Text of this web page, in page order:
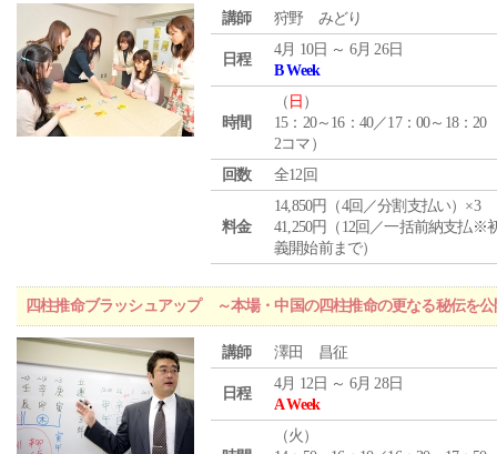
講師 狩野 みどり
日程
4月 10日 ～ 6月 26日
B Week
時間
（ 日 ）
15：20～16：40／17：00～18：20
2コマ）
回数
全12回
料金
14,850円（4回／分割支払い）×3
41,250円（12回／一括前納支払※
義開始前まで）
四柱推命ブラッシュアップ ～本場・中国の四柱推命の更なる秘伝を
講師 澤田 昌征
日程
4月 12日 ～ 6月 28日
A Week
（火 ）